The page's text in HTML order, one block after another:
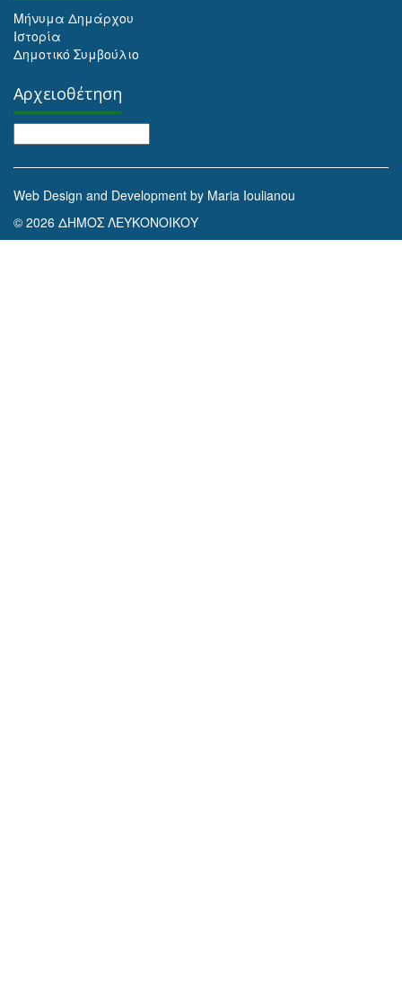
Μήνυμα Δημάρχου
Ιστορία
Δημοτικό Συμβούλιο
Αρχειοθέτηση
Web Design and Development by Maria Ioulianou
© 2026 ΔΗΜΟΣ ΛΕΥΚΟΝΟΙΚΟΥ